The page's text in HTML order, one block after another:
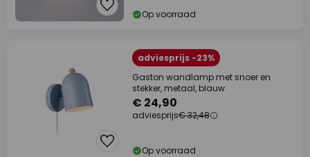
Op voorraad
adviesprijs -23%
Gaston wandlamp met snoer en
stekker, metaal, blauw
€ 24,90
adviesprijs€ 32,48
Op voorraad